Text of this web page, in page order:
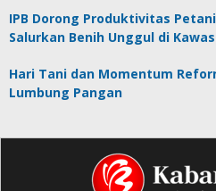
IPB Dorong Produktivitas
Salurkan Benih Unggul di
Hari Tani dan Momentum
Lumbung Pangan